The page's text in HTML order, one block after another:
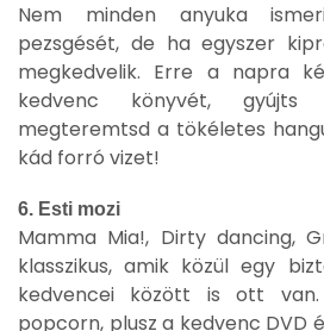
Nem minden anyuka
pezsgését, de ha egyszer
megkedvelik. Erre a napra
kedvenc könyvét, gyújts
megteremtsd a tökéletes
kád forró vizet!
6. Esti mozi
Mamma Mia!, Dirty dancing,
klasszikus, amik közül egy
kedvencei között is ott
popcorn, plusz a kedvenc DVD